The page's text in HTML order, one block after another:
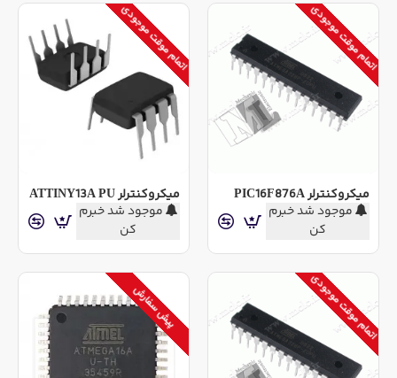
اتمام موقت موجودی
میکروکنترلر PIC16F876A
موجود شد خبرم
کن
اتمام موقت موجودی
میکروکنترلر ATTINY13A PU
موجود شد خبرم
کن
اتمام موقت موجودی پیش سفارش